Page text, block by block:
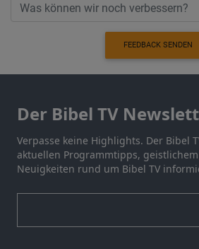
FEEDBACK SENDEN
Der Bibel TV
Verpasse keine Highlights. Der Bibel
aktuellen Programmtipps,
Neuigkeiten rund um Bibel TV